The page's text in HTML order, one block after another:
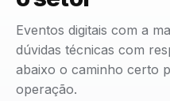
Eventos digitais com a
dúvidas técnicas com
abaixo o caminho certo
operação.